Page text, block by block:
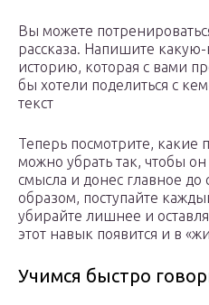
Вы можете
рассказа. Напишите
историю, которая с вами
бы хотели поделиться с
текст
Теперь посмотрите, какие
можно убрать так, чтобы
смысла и донес главное до
образом, поступайте
убирайте лишнее и
этот навык появится и в
Учимся быстро